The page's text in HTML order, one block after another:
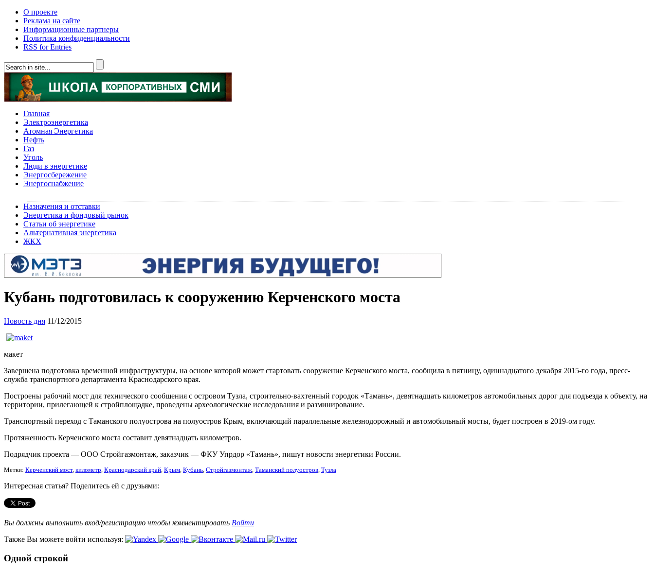
О проекте
Реклама на сайте
Информационные партнеры
Политика конфиденциальности
RSS for Entries
Главная
Электроэнергетика
Атомная Энергетика
Нефть
Газ
Уголь
Люди в энергетике
Энергосбережение
Энергоснабжение
Назначения и отставки
Энергетика и фондовый рынок
Статьи об энергетике
Альтернативная энергетика
ЖКХ
Кубань подготовилась к сооружению Керченского моста
Новость дня 11/12/2015
макет
Завершена подготовка временной инфраструктуры, на основе которой может стартовать сооружение Керченского моста, сообщила в пятницу, одиннадцатого декабря 2015-го года, пресс-
служба транспортного департамента Краснодарского края.
Построены рабочий мост для технического сообщения с островом Тузла, строительно-вахтенный городок «Тамань», девятнадцать километров автомобильных дорог для подъезда к объекту, на
территории, прилегающей к стройплощадке, проведены археологические исследования и разминирование.
Транспортный переход с Таманского полуострова на полуостров Крым, включающий параллельные железнодорожный и автомобильный мосты, будет построен в 2019-ом году.
Протяженность Керченского моста составит девятнадцать километров.
Подрядчик проекта — ООО Стройгазмонтаж, заказчик — ФКУ Упрдор «Тамань», пишут новости энергетики России.
Метки: Керченский мост, километр, Краснодарский край, Крым, Кубань, Стройгазмонтаж, Таманский полуостров, Тузла
Интересная статья? Поделитесь ей с друзьями:
Вы должны выполнить вход/регистрацию чтобы комментировать Войти
Также Вы можете войти используя:
Одной строкой